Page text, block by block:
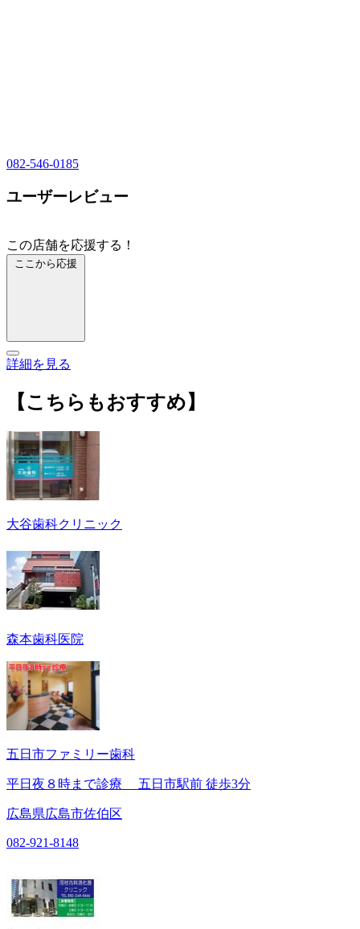
082-546-0185
ユーザーレビュー
この店舗を応援する！
ここから応援
詳細を見る
【こちらもおすすめ】
大谷歯科クリニック
森本歯科医院
五日市ファミリー歯科
平日夜８時まで診療 五日市駅前 徒歩3分
広島県広島市佐伯区
082-921-8148